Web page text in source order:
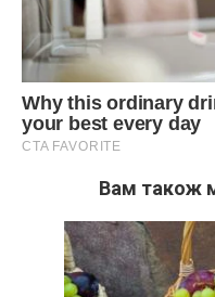
Вам також